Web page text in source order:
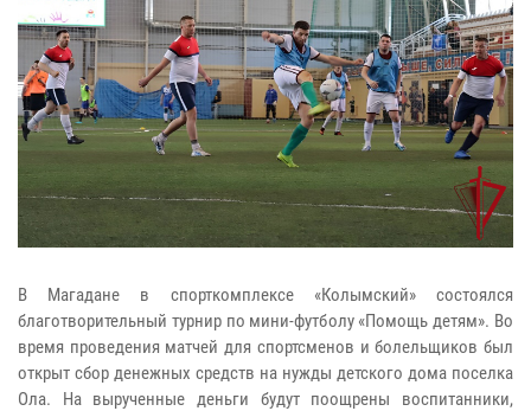
В Магадане в спорткомплексе «Колымский» состоялся
благотворительный турнир по мини-футболу «Помощь детям». Во
время проведения матчей для спортсменов и болельщиков был
открыт сбор денежных средств на нужды детского дома поселка
Ола. На вырученные деньги будут поощрены воспитанники,